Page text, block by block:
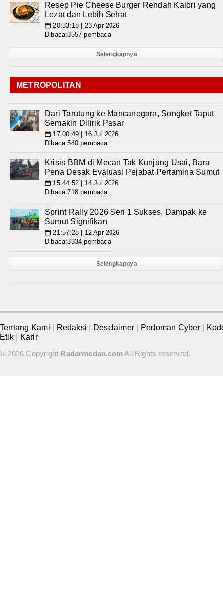
Resep Pie Cheese Burger Rendah Kalori yang
Lezat dan Lebih Sehat
📅 20:33:18 | 23 Apr 2026
Dibaca:3557 pembaca
Selengkapnya
METROPOLITAN
Dari Tarutung ke Mancanegara, Songket Taput
Semakin Dilirik Pasar
📅 17:00:49 | 16 Jul 2026
Dibaca:540 pembaca
Krisis BBM di Medan Tak Kunjung Usai, Bara
Pena Desak Evaluasi Pejabat Pertamina Sumut
📅 15:44:52 | 14 Jul 2026
Dibaca:718 pembaca
Sprint Rally 2026 Seri 1 Sukses, Dampak ke
Sumut Signifikan
📅 21:57:28 | 12 Apr 2026
Dibaca:3334 pembaca
Selengkapnya
Tentang Kami Redaksi Desclaimer Pedoman Cyber
Etik
Karir
© 2026 Copyright Radarmedan.comAll Rights reserved.